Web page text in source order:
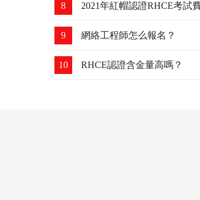
8 2021年紅帽認證RHCE考試
9 網絡工程師怎么報名？
10 RHCE認證含金量高嗎？